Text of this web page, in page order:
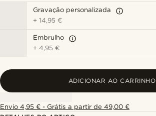
Gravação personalizada
+14,95 €
Embrulho
+4,95 €
ADICIONAR AO CARRINHO
Envio 4,95 € - Grátis a partir de 49,00 €